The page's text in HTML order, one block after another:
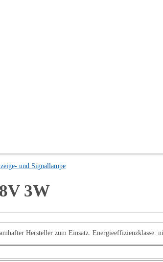
und Signallampe
3W
Hersteller zum Einsatz. Energieeffizienzklasse: